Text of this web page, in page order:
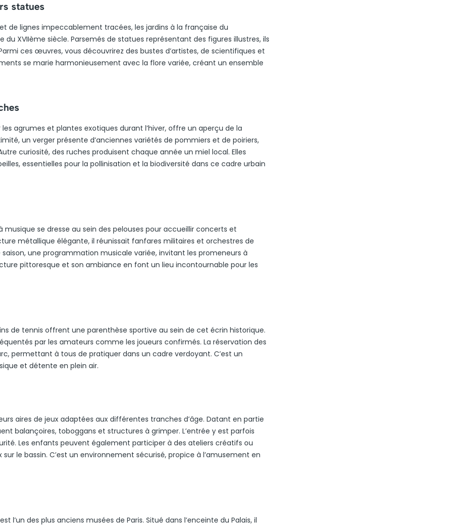
statues
de lignes impeccablement tracées, les jardins à la française du
XVIIème siècle. Parsemés de statues représentant des figures illustres, ils
ces œuvres, vous découvrirez des bustes d’artistes, de scientifiques et
se marie harmonieusement avec la flore variée, créant un ensemble
agrumes et plantes exotiques durant l’hiver, offre un aperçu de la
un verger présente d’anciennes variétés de pommiers et de poiriers,
curiosité, des ruches produisent chaque année un miel local. Elles
essentielles pour la pollinisation et la biodiversité dans ce cadre urbain
musique se dresse au sein des pelouses pour accueillir concerts et
métallique élégante, il réunissait fanfares militaires et orchestres de
une programmation musicale variée, invitant les promeneurs à
pittoresque et son ambiance en font un lieu incontournable pour les
de tennis offrent une parenthèse sportive au sein de cet écrin historique.
par les amateurs comme les joueurs confirmés. La réservation des
permettant à tous de pratiquer dans un cadre verdoyant. C’est un
et détente en plein air.
aires de jeux adaptées aux différentes tranches d’âge. Datant en partie
balançoires, toboggans et structures à grimper. L’entrée y est parfois
Les enfants peuvent également participer à des ateliers créatifs ou
le bassin. C’est un environnement sécurisé, propice à l’amusement en
l’un des plus anciens musées de Paris. Situé dans l’enceinte du Palais, il